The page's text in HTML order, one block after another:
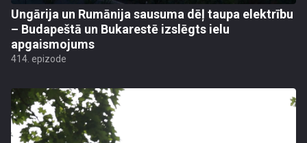
Ungārija un Rumānija sausuma dēļ taupa elektrību
– Budapeštā un Bukarestē izslēgts ielu
apgaismojums
414. epizode